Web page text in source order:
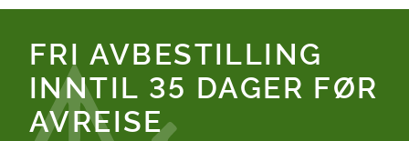
FRI AVBESTILLING
INNTIL 35 DAGER FØR
AVREISE